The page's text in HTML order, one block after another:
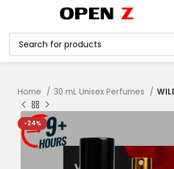
Home 30 mL Unisex Perfumes
-24%